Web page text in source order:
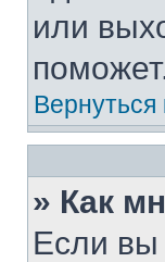
или
Вернуться
» Как
Если вы